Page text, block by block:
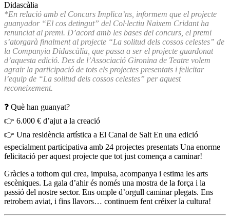
Didascàlia
*En relació amb el Concurs Implica’ns, informem que el projecte
guanyador “El cos detingut” del Col·lectiu Naixem Cridant ha
renunciat al premi. D’acord amb les bases del concurs, el premi
s’atorgarà finalment al projecte “La solitud dels cossos celestes” de
la Companyia Didascàlia, que passa a ser el projecte guardonat
d’aquesta edició. Des de l’Associació Gironina de Teatre volem
agrair la participació de tots els projectes presentats i felicitar
l’equip de “La solitud dels cossos celestes” per aquest
reconeixement.
❓ Què han guanyat?
👉 6.000 € d’ajut a la creació
👉 Una residència artística a El Canal de Salt En una edició
especialment participativa amb 24 projectes presentats Una enorme
felicitació per aquest projecte que tot just comença a caminar!
Gràcies a tothom qui crea, impulsa, acompanya i estima les arts
escèniques. La gala d’ahir és només una mostra de la força i la
passió del nostre sector. Ens omple d’orgull caminar plegats. Ens
retrobem aviat, i fins llavors… continuem fent créixer la cultura!